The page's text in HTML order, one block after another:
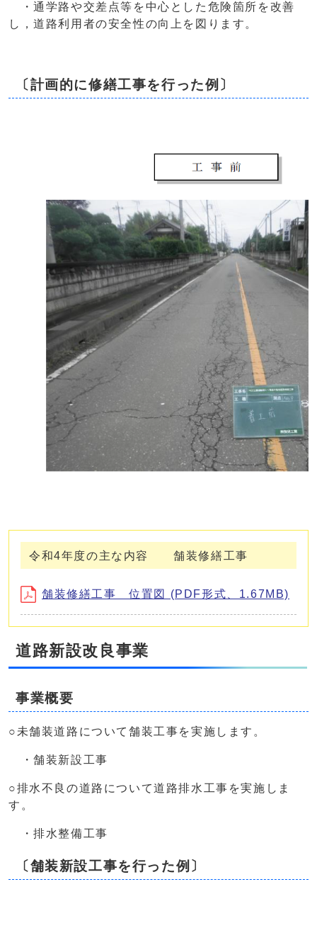
・通学路や交差点等を中心とした危険箇所を改善
し，道路利用者の安全性の向上を図ります。
〔計画的に修繕工事を行った例〕
令和4年度の主な内容 舗装修繕工事
舗装修繕工事 位置図 (PDF形式、1.67MB)
道路新設改良事業
事業概要
○未舗装道路について舗装工事を実施します。
・舗装新設工事
○排水不良の道路について道路排水工事を実施しま
す。
・排水整備工事
〔舗装新設工事を行った例〕